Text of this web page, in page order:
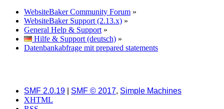
WebsiteBaker Community Forum »
WebsiteBaker Support (2.13.x) »
General Help & Support »
Hilfe & Support (deutsch) »
Datenbankabfrage mit prepared statements
SMF 2.0.19 SMF © 2017, Simple Machines
XHTML